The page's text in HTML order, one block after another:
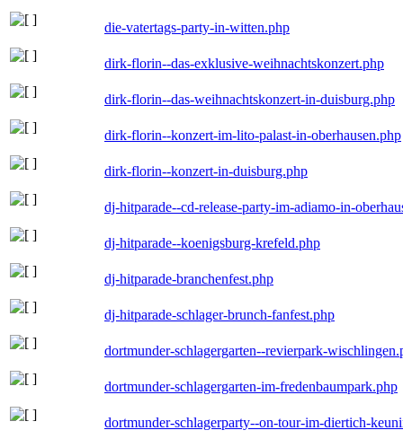
die-vatertags-party-in-witten.php
dirk-florin--das-exklusive-weihnachtskonzert.php
dirk-florin--das-weihnachtskonzert-in-duisburg.php
dirk-florin--konzert-im-lito-palast-in-oberhausen.php
dirk-florin--konzert-in-duisburg.php
dj-hitparade--cd-release-party-im-adiamo-in-
dj-hitparade--koenigsburg-krefeld.php
dj-hitparade-branchenfest.php
dj-hitparade-schlager-brunch-fanfest.php
dortmunder-schlagergarten--revierpark-
dortmunder-schlagergarten-im-fredenbaumpark.php
dortmunder-schlagerparty--on-tour-im-diertich-